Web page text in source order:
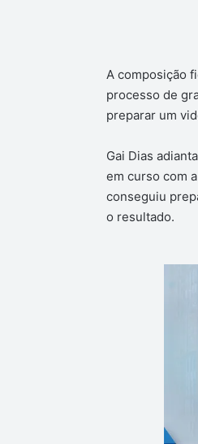
A composição
processo de
preparar um
Gai Dias
em curso com
conseguiu
o resultado.